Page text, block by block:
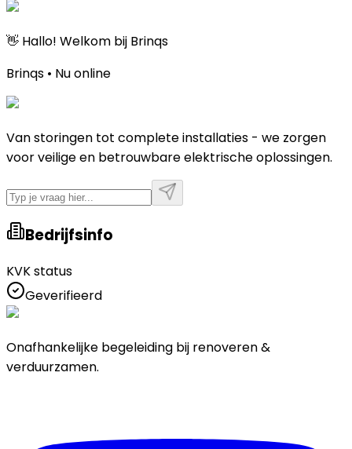
👋 Hallo! Welkom bij Brinqs
Brinqs • Nu online
Van storingen tot complete installaties - we zorgen
voor veilige en betrouwbare elektrische oplossingen.
Bedrijfsinfo
KVK status
Geverifieerd
Onafhankelijke begeleiding bij renoveren &
verduurzamen.